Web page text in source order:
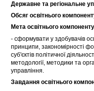
Державне та регіональне
Обсяг освітнього
Мета освітнього
- сформувати у здобувачів
принципи, закономірності
суб'єктів політичної
методології, методики та
управління.
Завдання освітнього